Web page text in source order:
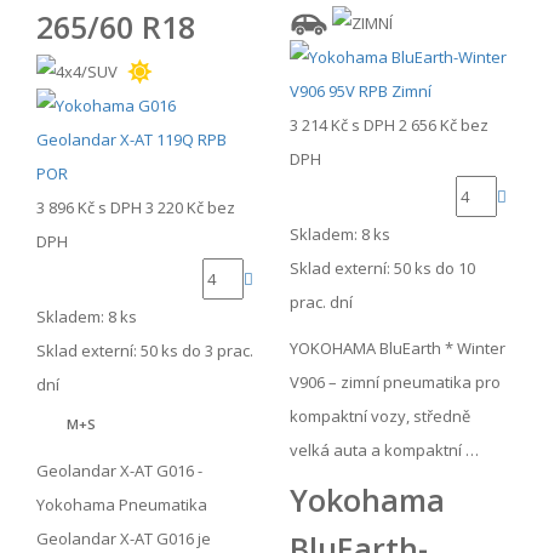
265/60 R18
3 896 Kč s DPH 3 220 Kč bez
DPH
Skladem: 8 ks
Sklad externí: 50 ks do 3 prac.
dní
M+S
Geolandar X-AT G016 -
Yokohama Pneumatika
Geolandar X-AT G016 je
3 214 Kč s DPH 2 656 Kč bez
DPH
Skladem: 8 ks
Sklad externí: 50 ks do 10
prac. dní
YOKOHAMA BluEarth * Winter
V906 – zimní pneumatika pro
kompaktní vozy, středně
velká auta a kompaktní …
Yokohama